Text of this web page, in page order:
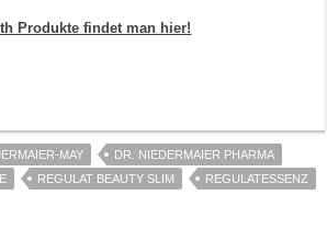
Produkte findet man hier!
MAY
DR. NIEDERMAIER PHARMA
REGULAT BEAUTY SLIM REGULATESSENZ